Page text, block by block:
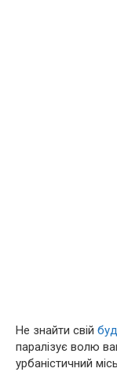
Не знайти свій
паралізує волю
урбаністичний